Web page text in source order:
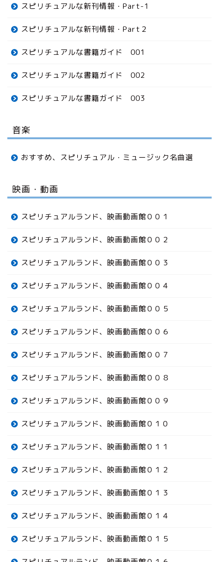
スピリチュアルな新刊情報・Part-1
スピリチュアルな新刊情報・Part２
スピリチュアルな書籍ガイド 001
スピリチュアルな書籍ガイド 002
スピリチュアルな書籍ガイド 003
音楽
おすすめ、スピリチュアル・ミュージック名曲選
映画・動画
スピリチュアルランド、映画動画館００１
スピリチュアルランド、映画動画館００２
スピリチュアルランド、映画動画館００３
スピリチュアルランド、映画動画館００４
スピリチュアルランド、映画動画館００５
スピリチュアルランド、映画動画館００６
スピリチュアルランド、映画動画館００７
スピリチュアルランド、映画動画館００８
スピリチュアルランド、映画動画館００９
スピリチュアルランド、映画動画館０１０
スピリチュアルランド、映画動画館０１１
スピリチュアルランド、映画動画館０１２
スピリチュアルランド、映画動画館０１３
スピリチュアルランド、映画動画館０１４
スピリチュアルランド、映画動画館０１５